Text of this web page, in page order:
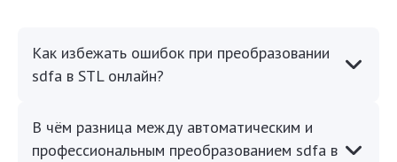
Как избежать ошибок при преобразовании
sdfa в STL онлайн?
В чём разница между автоматическим и
профессиональным преобразованием sdfa в